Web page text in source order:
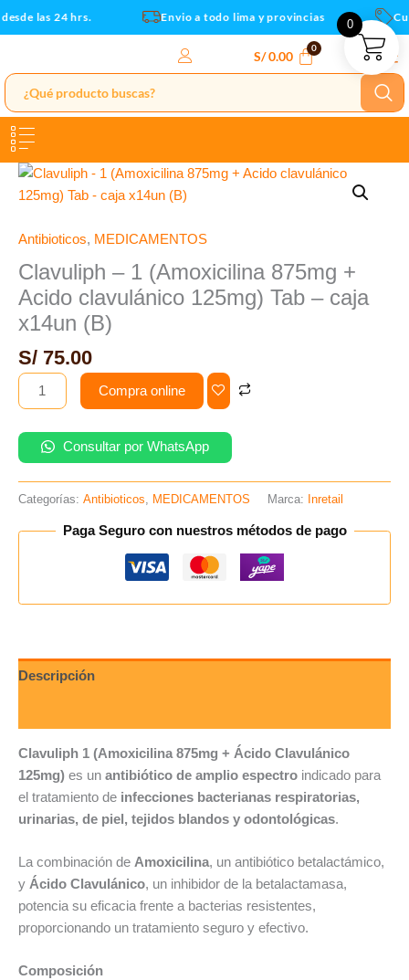
Ir
al
las 24 hrs. Envio a todo lima y provincias
S/0.00
Antibioticos, MEDICAMENTOS
Clavuliph – 1 (Amoxicilina 875mg +
Acido clavulánico 125mg) Tab – caja
x14un (B)
S/ 75.00
Clavuliph
-
(Amoxicilina
+
Acido
clavulánico
125mg)
Tab
caja
x14un
(B)
cantidad
Compra online
Consultar por WhatsApp
Categorías: Antibioticos MEDICAMENTOS Marca: Inretail
Paga Seguro con nuestros métodos de pago
Descripción
Clavuliph 1 (Amoxicilina 875mg + Ácido Clavulánico
125mg) es un antibiótico de amplio espectro indicado para
el tratamiento de infecciones bacterianas respiratorias,
urinarias, de piel, tejidos blandos y odontológicas.
La combinación de Amoxicilina, un antibiótico betalactámico,
y Ácido Clavulánico, un inhibidor de la betalactamasa,
potencia su eficacia frente a bacterias resistentes,
proporcionando un tratamiento seguro y efectivo.
Composición
0
Acido
125mg)
Tab
-
(B)
cantidad